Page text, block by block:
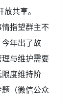
共享。
指望群主不
年出了故
与维护需要
度维持阶
（微信公众